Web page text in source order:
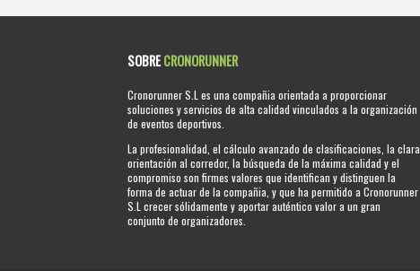
SOBRECRONORUNNER
Cronorunner S.L es una compañia orientada a proporcionar
soluciones y servicios de alta calidad vinculados a la organización
de eventos deportivos.
La profesionalidad, el cálculo avanzado de clasificaciones, la clara
orientación al corredor, la búsqueda de la máxima calidad y el
compromiso son firmes valores que identifican y distinguen la
forma de actuar de la compañia, y que ha permitido a Cronorunner
S.L crecer sólidamente y aportar auténtico valor a un gran
conjunto de organizadores.